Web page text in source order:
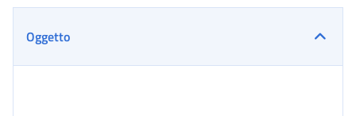
Oggetto